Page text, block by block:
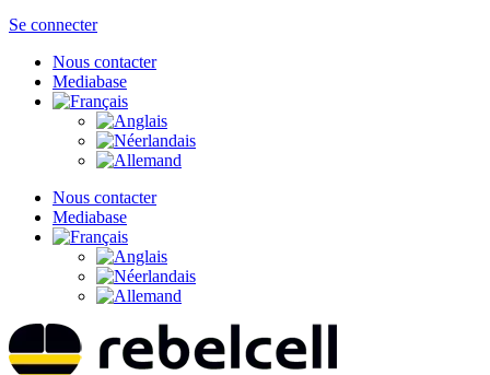
Se connecter
Nous contacter
Mediabase
Nous contacter
Mediabase